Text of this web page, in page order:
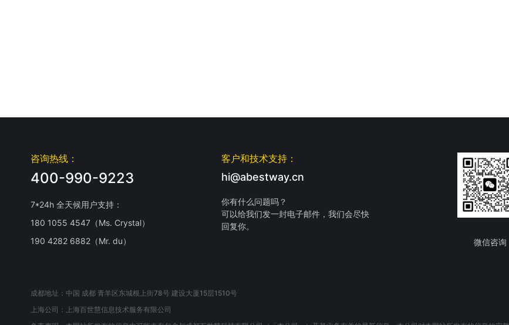
咨询热线：
400-990-9223
7*24h 全天候用户支持：
180 1055 4547（Ms. Crystal）
190 4282 6882（Mr. du）
客户和技术支持：
hi@abestway.cn
你有什么问题吗？
可以给我们发一封电子邮件，我们会尽快
回复你。
微信咨询
成都地址：中国 成都 青羊区东城根上街78号 建设大厦15层1510号
上海公司：上海百世慧信息技术服务有限公司